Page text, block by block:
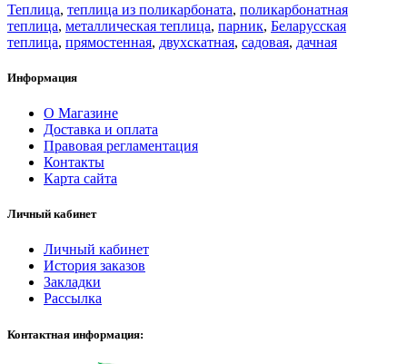
Теплица, теплица из поликарбоната, поликарбонатная
теплица, металлическая теплица, парник, Беларусская
теплица, прямостенная, двухскатная, садовая, дачная
Информация
О Магазине
Доставка и оплата
Правовая регламентация
Контакты
Карта сайта
Личный кабинет
Личный кабинет
История заказов
Закладки
Рассылка
Контактная информация: